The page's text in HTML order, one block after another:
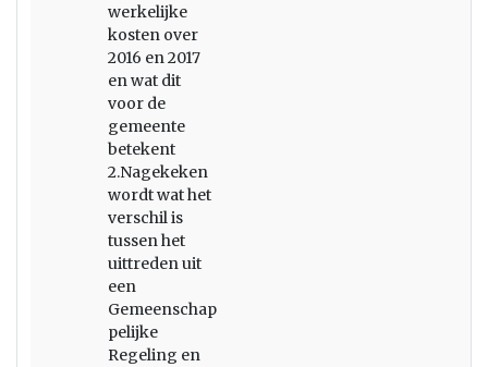
werkelijke
kosten over
2016 en 2017
en wat dit
voor de
gemeente
betekent
2.Nagekeken
wordt wat het
verschil is
tussen het
uittreden uit
een
Gemeenschap
pelijke
Regeling en